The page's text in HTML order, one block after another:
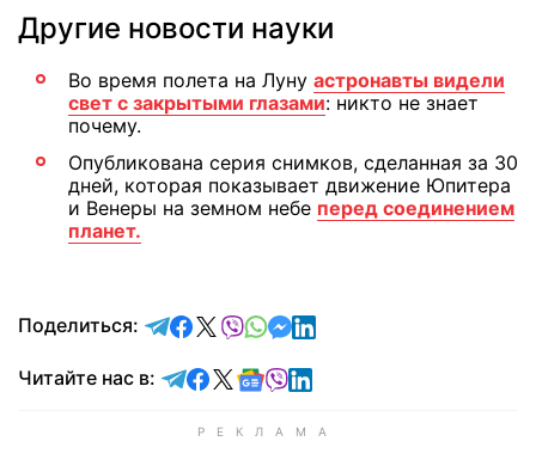
Другие новости науки
Во время полета на Луну астронавты видели
свет с закрытыми глазами: никто не знает
почему.
Опубликована серия снимков, сделанная за 30
дней, которая показывает движение Юпитера
и Венеры на земном небе перед соединением
планет.
Поделиться: отправить в Telegram
поделиться в Facebook
поделиться в X
отправить в Viber
отправить в Whatsapp
отправить в Messenger
отправить в LinkedIn
Читайте нас в: Читайте в Telegram
Читайте в Facebook
Читайте в X
Читайте в Google news
Читайте в Viber
Читайте в LinkedIn